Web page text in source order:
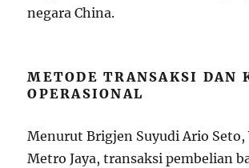
negara China.
METODE TRANSAKSI DAN
OPERASIONAL
Menurut Brigjen Suyudi Ario Seto,
Metro Jaya, transaksi pembelian